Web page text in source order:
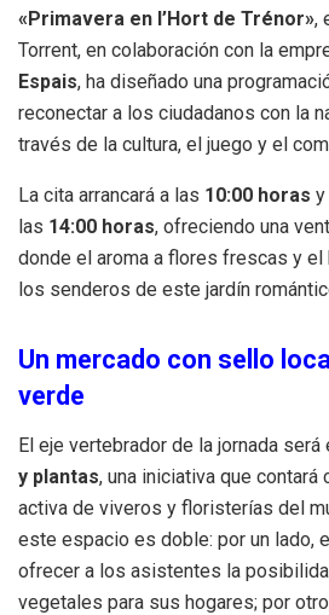
«Primavera en l’Hort de Trénor»,
Torrent, en colaboración con la
Espais, ha diseñado una
reconectar a los ciudadanos con la
través de la cultura, el juego y el
La cita arrancará a las 10:00 horas y
las 14:00 horas, ofreciendo una
donde el aroma a flores frescas y
los senderos de este jardín
Un mercado con sello
verde
El eje vertebrador de la jornada será
y plantas, una iniciativa que contará
activa de viveros y floristerías del
este espacio es doble: por un lado,
ofrecer a los asistentes la
vegetales para sus hogares; por